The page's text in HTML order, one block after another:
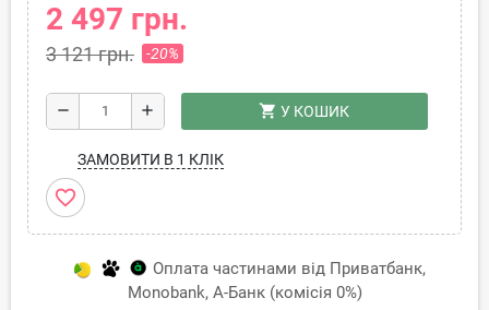
2 497 грн.
3 121 грн. -20%
remove add shopping_cart У КОШИК
ЗАМОВИТИ В 1 КЛІК
favorite_border
Оплата частинами від Приватбанк,
Monobank, А-Банк (комісія 0%)